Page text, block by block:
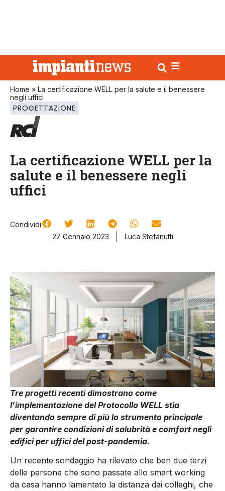
Home » La certificazione WELL per la salute e il benessere
negli uffici
PROGETTAZIONE
La certificazione WELL per la
salute e il benessere negli
uffici
Condividi
27 Gennaio 2023
Luca Stefanutti
Tre progetti recenti dimostrano come
l’implementazione del Protocollo WELL stia
diventando sempre di più lo strumento principale
per garantire condizioni di salubrità e comfort negli
edifici per uffici del post-pandemia.
Un recente sondaggio ha rilevato che ben due terzi
delle persone che sono passate allo smart working
da casa hanno lamentato la distanza dai colleghi, che